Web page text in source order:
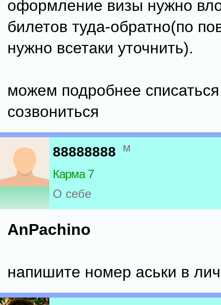
оформление визы нужно
билетов туда-обратно(по
нужно всетаки уточнить).
можем подробнее
созвониться
88888888 м
Карма 7
О себе
AnPachino
напишите номер аськи в